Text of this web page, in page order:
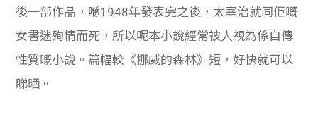
後一部作品，喺1948年發表完之後，太宰治就同佢嘅
女書迷殉情而死，所以呢本小說經常被人視為係自傳
性質嘅小說。篇幅較《挪威的森林》短，好快就可以
睇晒。